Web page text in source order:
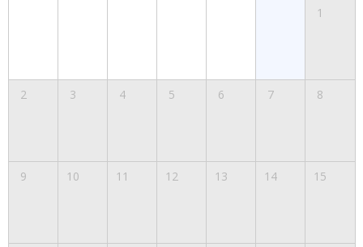
1
2 3 4 5 6 7 8
9 10 11 12 13 14 15